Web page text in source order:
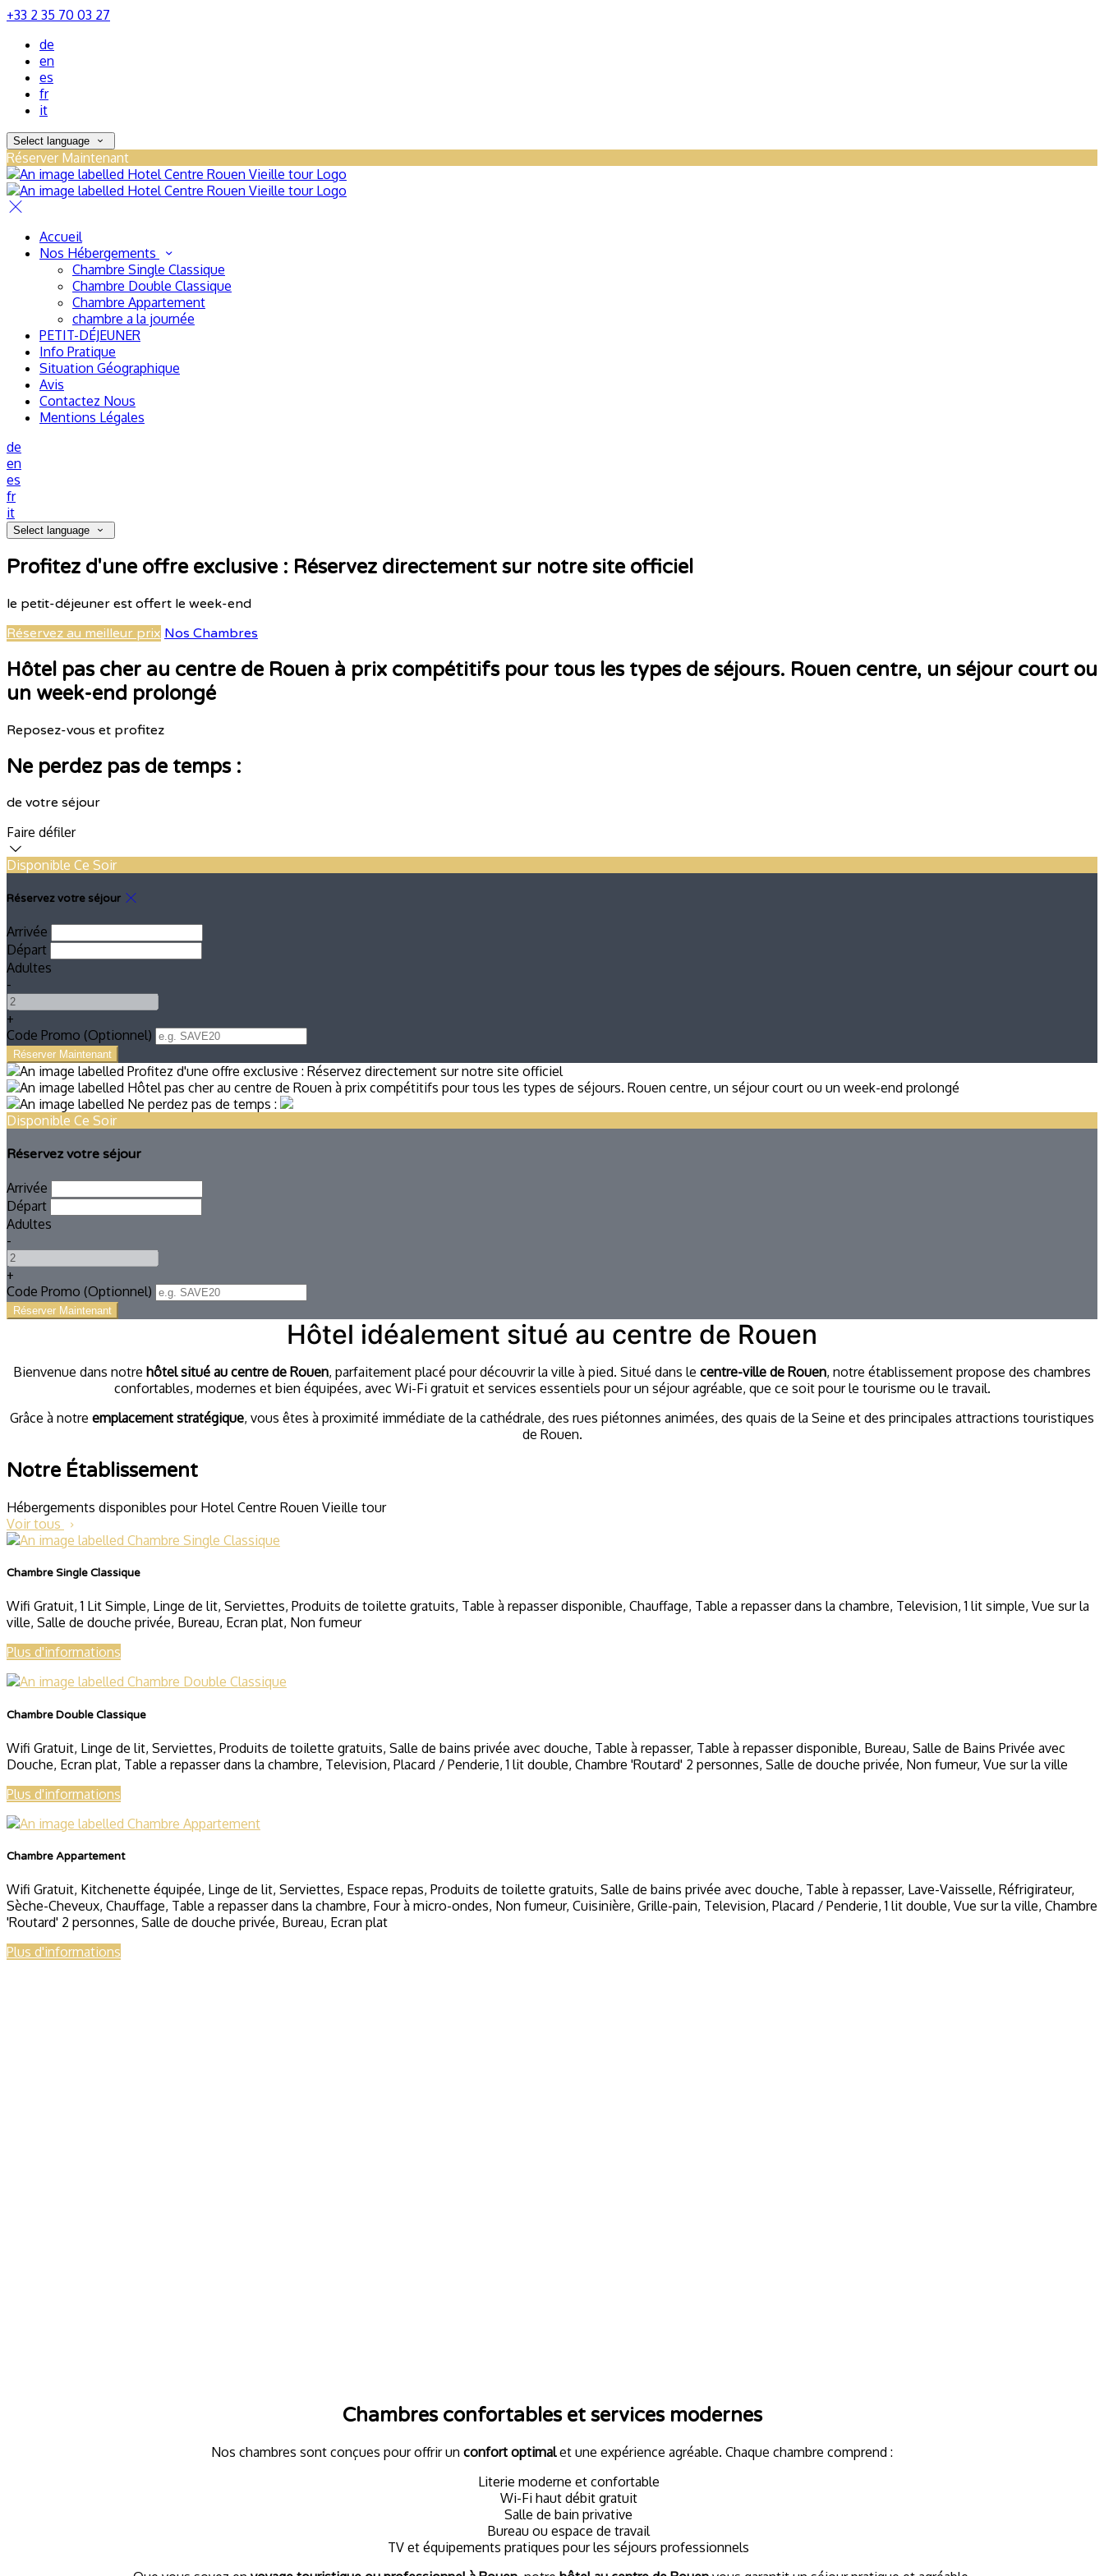
+33 2 35 70 03 27
de
en
es
fr
it
Select language
Réserver Maintenant
Accueil
Nos Hébergements
Chambre Single Classique
Chambre Double Classique
Chambre Appartement
chambre a la journée
PETIT-DÉJEUNER
Info Pratique
Situation Géographique
Avis
Contactez Nous
Mentions Légales
de
en
es
fr
it
Select language
Profitez d'une offre exclusive : Réservez directement sur notre site officiel
le petit-déjeuner est offert le week-end
Réservez au meilleur prix Nos Chambres
Hôtel pas cher au centre de Rouen à prix compétitifs pour tous les types de séjours. Rouen centre, un séjour court ou
un week-end prolongé
Reposez-vous et profitez
Ne perdez pas de temps :
de votre séjour
Faire défiler
Disponible Ce Soir
Réservez votre séjour
Arrivée
Départ
Adultes
-
+
Code Promo (Optionnel)
Disponible Ce Soir
Réservez votre séjour
Arrivée
Départ
Adultes
-
+
Code Promo (Optionnel)
Hôtel idéalement situé au centre de Rouen
Bienvenue dans notre hôtel situé au centre de Rouen, parfaitement placé pour découvrir la ville à pied. Situé dans le centre-ville de Rouen, notre établissement propose des chambres
confortables, modernes et bien équipées, avec Wi-Fi gratuit et services essentiels pour un séjour agréable, que ce soit pour le tourisme ou le travail.
Grâce à notre emplacement stratégique, vous êtes à proximité immédiate de la cathédrale, des rues piétonnes animées, des quais de la Seine et des principales attractions touristiques
de Rouen.
Notre Établissement
Hébergements disponibles pour Hotel Centre Rouen Vieille tour
Voir tous
Chambre Single Classique
Wifi Gratuit,1 Lit Simple, Linge de lit, Serviettes, Produits de toilette gratuits, Table à repasser disponible, Chauffage, Table a repasser dans la chambre, Television,1 lit simple, Vue sur la
ville, Salle de douche privée, Bureau, Ecran plat, Non fumeur
Plus d'informations
Chambre Double Classique
Wifi Gratuit, Linge de lit, Serviettes, Produits de toilette gratuits, Salle de bains privée avec douche, Table à repasser, Table à repasser disponible, Bureau, Salle de Bains Privée avec
Douche, Ecran plat, Table a repasser dans la chambre, Television, Placard / Penderie,1 lit double, Chambre 'Routard' 2 personnes, Salle de douche privée, Non fumeur, Vue sur la ville
Plus d'informations
Chambre Appartement
Wifi Gratuit, Kitchenette équipée, Linge de lit, Serviettes, Espace repas, Produits de toilette gratuits, Salle de bains privée avec douche, Table à repasser, Lave-Vaisselle, Réfrigirateur,
Sèche-Cheveux, Chauffage, Table a repasser dans la chambre, Four à micro-ondes, Non fumeur, Cuisinière, Grille-pain, Television, Placard / Penderie,1 lit double, Vue sur la ville, Chambre
'Routard' 2 personnes, Salle de douche privée, Bureau, Ecran plat
Plus d'informations
Chambres confortables et services modernes
Nos chambres sont conçues pour offrir un confort optimalet une expérience agréable. Chaque chambre comprend :
Literie moderne et confortable
Wi-Fi haut débit gratuit
Salle de bain privative
Bureau ou espace de travail
TV et équipements pratiques pour les séjours professionnels